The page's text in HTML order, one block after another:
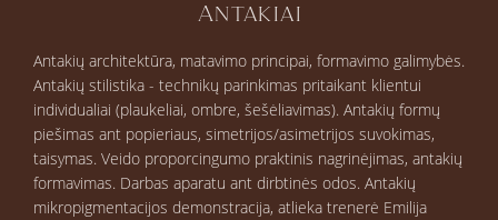
Antakiai
Antakių architektūra, matavimo principai, formavimo galimybės.
Antakių stilistika - technikų parinkimas pritaikant klientui
individualiai (plaukeliai, ombre, šešėliavimas). Antakių formų
piešimas ant popieriaus, simetrijos/asimetrijos suvokimas,
taisymas. Veido proporcingumo praktinis nagrinėjimas, antakių
formavimas. Darbas aparatu ant dirbtinės odos. Antakių
mikropigmentacijos demonstracija, atlieka trenerė Emilija